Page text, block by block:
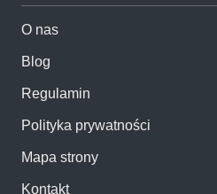
O nas
Blog
Regulamin
Polityka prywatności
Mapa strony
Kontakt